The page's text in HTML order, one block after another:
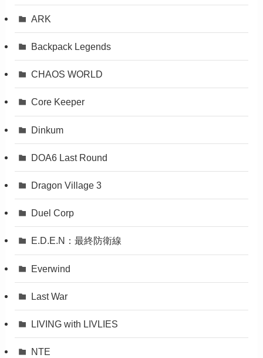
ARK
Backpack Legends
CHAOS WORLD
Core Keeper
Dinkum
DOA6 Last Round
Dragon Village 3
Duel Corp
E.D.E.N：最終防衛線
Everwind
Last War
LIVING with LIVLIES
NTE